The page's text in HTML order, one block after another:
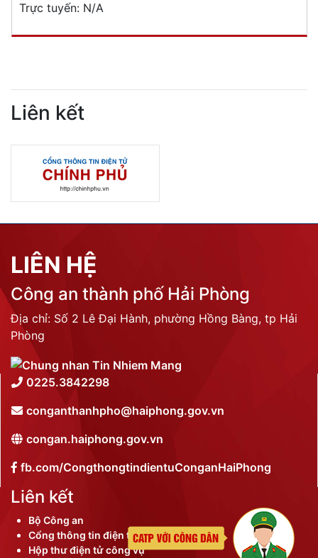
Trực tuyến: N/A
Liên kết
LIÊN HỆ
Công an thành phố Hải Phòng
Địa chỉ: Số 2 Lê Đại Hành, phường Hồng Bàng, tp Hải
Phòng
0225.3842298
conganthanhpho@haiphong.gov.vn
congan.haiphong.gov.vn
fb.com/CongthongtindientuConganHaiPhong
Liên kết
Bộ Công an
Cổng thông tin điện tử thành phố
Hộp thư điện tử công vụ